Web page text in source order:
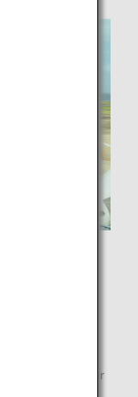
&
in
ein Hindernis für
Abflüge mit